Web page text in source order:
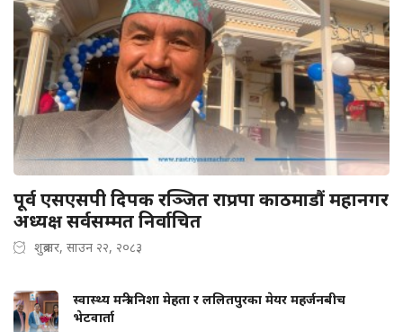
पूर्व एसएसपी दिपक रञ्जित राप्रपा काठमाडौं महानगर
अध्यक्ष सर्वसम्मत निर्वाचित
शुक्रबार, साउन २२, २०८३
स्वास्थ्य मन्त्री निशा मेहता र ललितपुरका मेयर महर्जनबीच
भेटवार्ता